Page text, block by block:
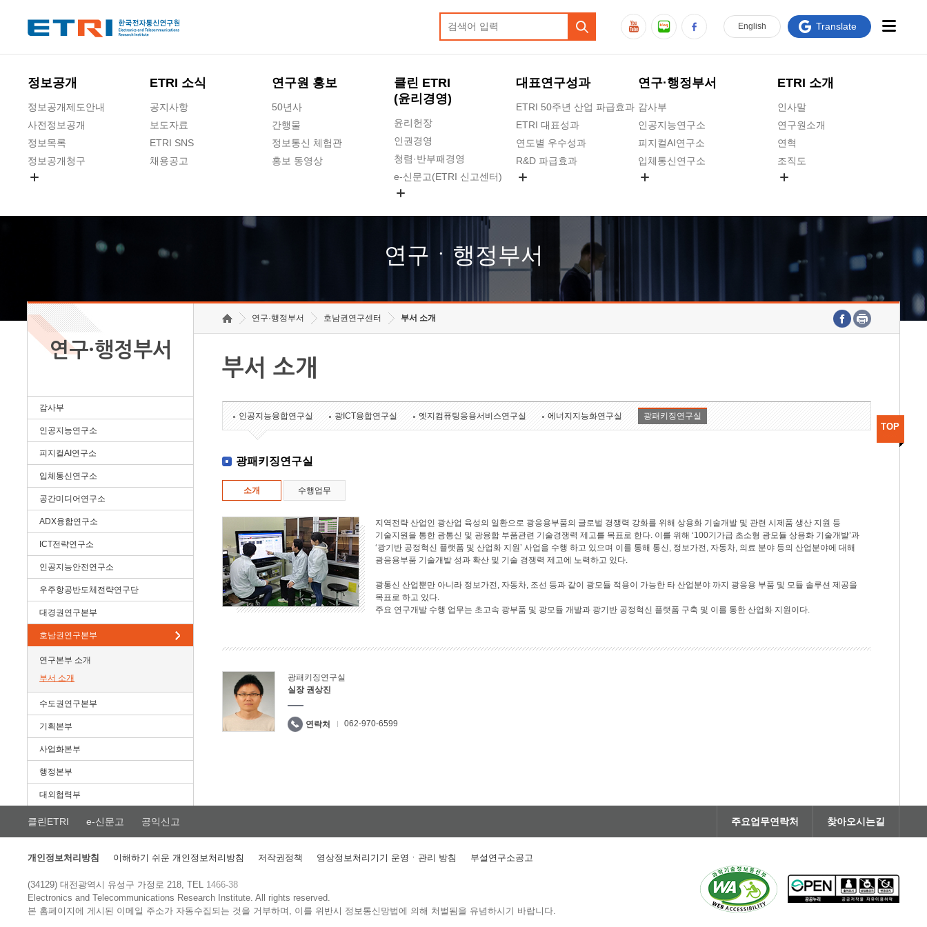
정보공개
정보공개제도안내
사전정보공개
정보목록
정보공개청구
ETRI 소식
공지사항
보도자료
ETRI SNS
채용공고
연구원 홍보
50년사
간행물
정보통신 체험관
홍보 동영상
클린 ETRI
(윤리경영)
윤리헌장
인권경영
청렴·반부패경영
e-신문고(ETRI 신고센터)
고객의소리
수의계약 현황
대표연구성과
ETRI 50주년 산업 파급효과
ETRI 대표성과
연도별 우수성과
R&D 파급효과
연구·행정부서
감사부
인공지능연구소
피지컬AI연구소
입체통신연구소
호남권연구본부
기획본부
ETRI 소개
인사말
연구원소개
연혁
조직도
연구원 고객헌장
주요업무연락처
English Translate
연구ㆍ행정부서
연구·행정부서
감사부
인공지능연구소
피지컬AI연구소
입체통신연구소
공간미디어연구소
ADX융합연구소
ICT전략연구소
인공지능안전연구소
우주항공반도체전략연구단
대경권연구본부
호남권연구본부
연구본부 소개
부서 소개
수도권연구본부
기획본부
사업화본부
행정본부
대외협력부
연구·행정부서 호남권연구센터 부서 소개
부서 소개
인공지능융합연구실 광ICT융합연구실 엣지컴퓨팅응용서비스연구실 에너지지능화연구실 광패키징연구실
광패키징연구실
소개 수행업무
지역전략 산업인 광산업 육성의 일환으로 광응용부품의 글로벌 경쟁력 강화를 위해 상용화 기술개발 및 관련 시제품 생산 지원 등
기술지원을 통한 광통신 및 광융합 부품관련 기술경쟁력 제고를 목표로 한다. 이를 위해 ‘100기가급 초소형 광모듈 상용화 기술개발’과
‘광기반 공정혁신 플랫폼 및 산업화 지원’ 사업을 수행 하고 있으며 이를 통해 통신, 정보가전, 자동차, 의료 분야 등의 산업분야에 대해
광응용부품 기술개발 성과 확산 및 기술 경쟁력 제고에 노력하고 있다.
광통신 산업뿐만 아니라 정보가전, 자동차, 조선 등과 같이 광모듈 적용이 가능한 타 산업분야 까지 광응용 부품 및 모듈 솔루션 제공을
목표로 하고 있다.
주요 연구개발 수행 업무는 초고속 광부품 및 광모듈 개발과 광기반 공정혁신 플랫폼 구축 및 이를 통한 산업화 지원이다.
광패키징연구실
실장 권상진
연락처 062-970-6599
TOP
클린ETRI e-신문고 공익신고 주요업무연락처 찾아오시는길
개인정보처리방침 이해하기 쉬운 개인정보처리방침 저작권정책 영상정보처리기기 운영ㆍ관리 방침 부설연구소공고
(34129) 대전광역시 유성구 가정로 218, TEL 1466-38
Electronics and Telecommunications Research Institute.All rights reserved.
본 홈페이지에 게시된 이메일 주소가 자동수집되는 것을 거부하며, 이를 위반시 정보통신망법에 의해 처벌됨을 유념하시기 바랍니다.